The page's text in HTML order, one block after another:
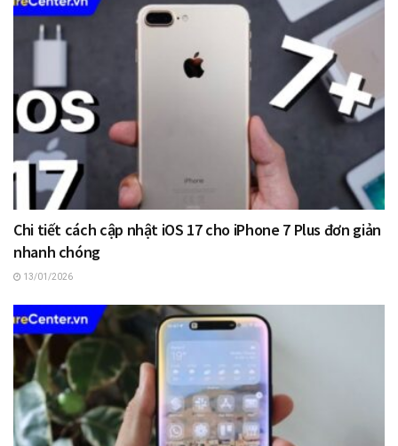
Chi tiết cách cập nhật iOS 17 cho iPhone 7 Plus đơn giản
nhanh chóng
13/01/2026